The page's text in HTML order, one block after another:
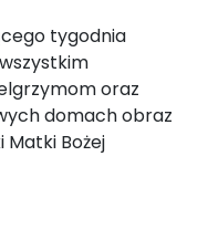
tygodnia
oraz
domach obraz
Matki Bożej